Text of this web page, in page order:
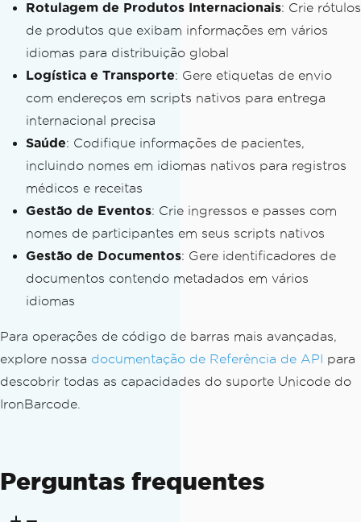
Rotulagem de Produtos Internacionais: Crie rótulos
de produtos que exibam informações em vários
idiomas para distribuição global
Logística e Transporte: Gere etiquetas de envio
com endereços em scripts nativos para entrega
internacional precisa
Saúde: Codifique informações de pacientes,
incluindo nomes em idiomas nativos para registros
médicos e receitas
Gestão de Eventos: Crie ingressos e passes com
nomes de participantes em seus scripts nativos
Gestão de Documentos: Gere identificadores de
documentos contendo metadados em vários
idiomas
Para operações de código de barras mais avançadas,
explore nossa documentação de Referência de API para
descobrir todas as capacidades do suporte Unicode do
IronBarcode.
Perguntas frequentes